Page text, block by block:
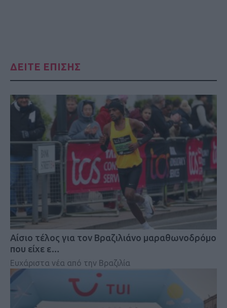
ΔΕΙΤΕ ΕΠΙΣΗΣ
Αίσιο τέλος για τον Βραζιλιάνο μαραθωνοδρόμο
που είχε ε…
Ευχάριστα νέα από την Βραζιλία